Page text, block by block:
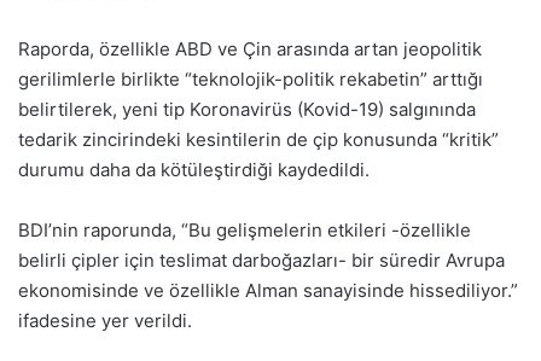
Raporda, özellikle ABD ve Çin arasında artan jeopolitik
gerilimlerle birlikte “teknolojik-politik rekabetin” arttığı
belirtilerek, yeni tip Koronavirüs (Kovid-19) salgınında
tedarik zincirindeki kesintilerin de çip konusunda “kritik”
durumu daha da kötüleştirdiği kaydedildi.
BDI’nin raporunda, “Bu gelişmelerin etkileri -özellikle
belirli çipler için teslimat darboğazları- bir süredir Avrupa
ekonomisinde ve özellikle Alman sanayisinde hissediliyor.”
ifadesine yer verildi.